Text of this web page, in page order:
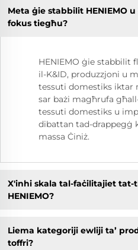
Meta ġie stabbilit HENIEMO
fokus tiegħu?
HENIEMO ġie stabbilit
il-K&ID, produzzjoni u
tessuti domestiks iktar
sar bażi magħrufa
tessuti domestiks u
dibattan tad-drappegġ
massa Ċiniż.
X'inhi skala tal-faċilitajiet tat-
HENIEMO?
Liema kategoriji ewliji ta’
toffri?